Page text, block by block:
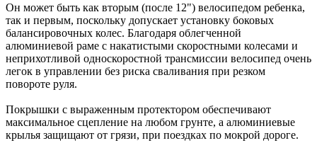
Он может быть как вторым (после 12") велосипедом ребенка,
так и первым, поскольку допускает установку боковых
балансировочных колес. Благодаря облегченной
алюминиевой раме с накатистыми скоростными колесами и
неприхотливой односкоростной трансмиссии велосипед очень
легок в управлении без риска сваливания при резком
повороте руля.
Покрышки с выраженным протектором обеспечивают
максимальное сцепление на любом грунте, а алюминиевые
крылья защищают от грязи, при поездках по мокрой дороге.